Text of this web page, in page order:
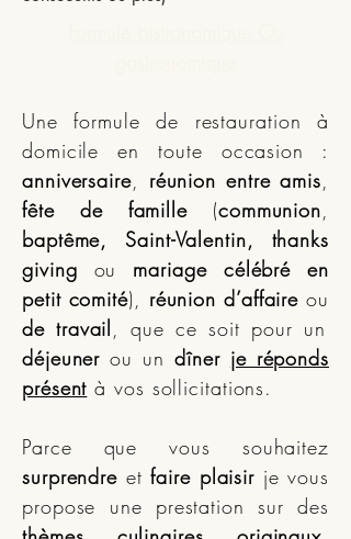
Une formule de restauration à
domicile en toute occasion :
anniversaire, réunion entre amis,
fête de famille(communion,
baptême, Saint-Valentin, thanks
giving ou mariage célébré en
petit comité), réunion d’affaireou
de travail, que ce soit pour un
déjeunerou undîner je réponds
présent à vos sollicitations.
Parce que vous souhaitez
surprendre etfaire plaisir je vous
propose une prestation sur des